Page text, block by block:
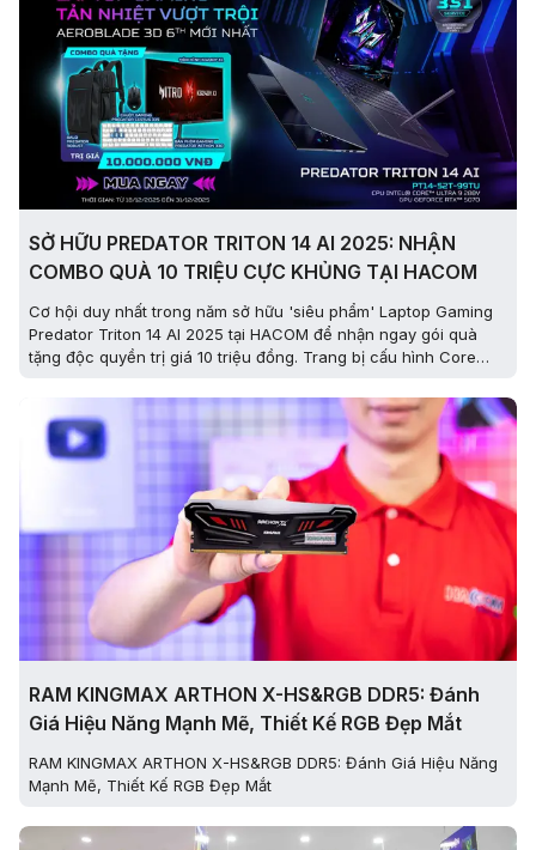
SỞ HỮU PREDATOR TRITON 14 AI 2025: NHẬN
COMBO QUÀ 10 TRIỆU CỰC KHỦNG TẠI HACOM
Cơ hội duy nhất trong năm sở hữu 'siêu phẩm' Laptop Gaming
Predator Triton 14 AI 2025 tại HACOM để nhận ngay gói quà
tặng độc quyền trị giá 10 triệu đồng. Trang bị cấu hình Core
AI mỏng nhẹ đáng mua nhất dành cho Game thủ và Creator
RAM KINGMAX ARTHON X-HS&RGB DDR5: Đánh
Giá Hiệu Năng Mạnh Mẽ, Thiết Kế RGB Đẹp Mắt
RAM KINGMAX ARTHON X-HS&RGB DDR5: Đánh Giá Hiệu Năng
Mạnh Mẽ, Thiết Kế RGB Đẹp Mắt